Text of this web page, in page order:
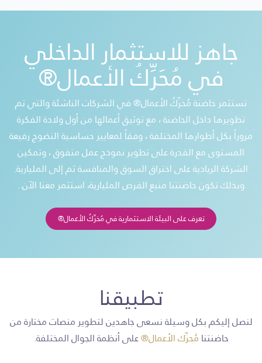
جاهز للاستثمار الداخلي
في مُحَرِّكُ الأعمال®
تستثمر حاضنة مُحَرِّكُ الأعمال® في الشركات الناشئة والتي تم
تطويرها داخل الحاضنة ، مع توثيق أعمالها من أول ولادة الفكرة
مروراً بكل أطوارها المختلفة ، وفقاً لمعايير حساسية النضوج رفيعة
المستوى مع القدرة على تطوير نموذج عمل متفوق ، وتمكين
الشركة الريادية على اختراق السوق والمنافسة ثم إلى المليارية.
وبذلك تكون حاضنتنا منبع الفرص المليارية، استثمر معنا الآن..
تعرف على البيئة الاستثمارية في مُحَرِّكُ الأعمال®
تطبيقنا
لنصل إليكم بكل وسيلة نسعى جاهدين لتطوير منصات مختارة من
حاضنتنا مُحرِّك الأعمال®على أنظمة الجوال المختلفة.